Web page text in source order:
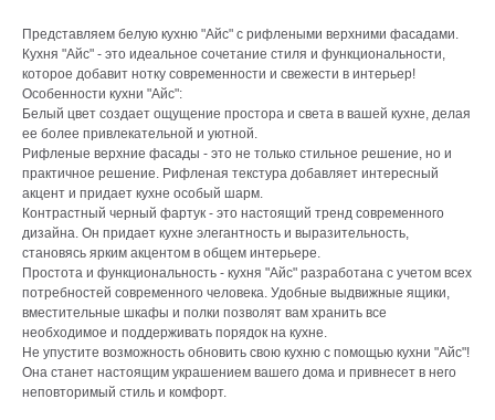
Представляем белую кухню "Айс" с рифлеными верхними фасадами.
Кухня "Айс" - это идеальное сочетание стиля и функциональности,
которое добавит нотку современности и свежести в интерьер!
Особенности кухни "Айс":
Белый цвет создает ощущение простора и света в вашей кухне, делая
ее более привлекательной и уютной.
Рифленые верхние фасады - это не только стильное решение, но и
практичное решение. Рифленая текстура добавляет интересный
акцент и придает кухне особый шарм.
Контрастный черный фартук - это настоящий тренд современного
дизайна. Он придает кухне элегантность и выразительность,
становясь ярким акцентом в общем интерьере.
Простота и функциональность - кухня "Айс" разработана с учетом всех
потребностей современного человека. Удобные выдвижные ящики,
вместительные шкафы и полки позволят вам хранить все
необходимое и поддерживать порядок на кухне.
Не упустите возможность обновить свою кухню с помощью кухни "Айс"!
Она станет настоящим украшением вашего дома и привнесет в него
неповторимый стиль и комфорт.